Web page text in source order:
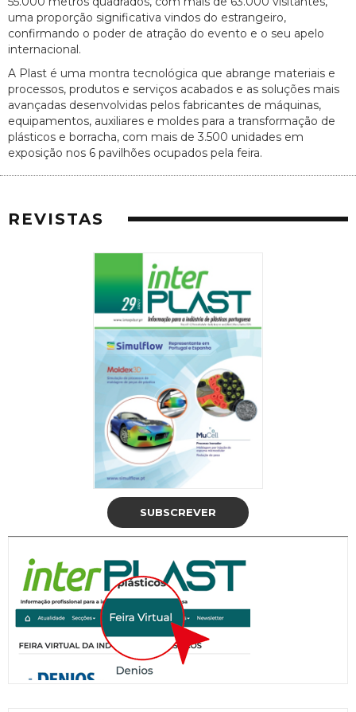
uma proporção significativa vindos do estrangeiro,
confirmando o poder de atração do evento e o seu apelo
internacional.
A Plast é uma montra tecnológica que abrange materiais e
processos, produtos e serviços acabados e as soluções mais
avançadas desenvolvidas pelos fabricantes de máquinas,
equipamentos, auxiliares e moldes para a transformação de
plásticos e borracha, com mais de 3.500 unidades em
exposição nos 6 pavilhões ocupados pela feira.
REVISTAS
SUBSCREVER